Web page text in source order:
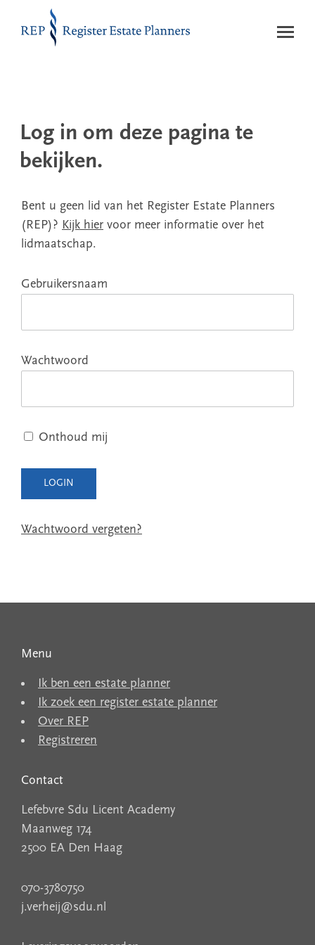
Naar de inhoud
Log in om deze pagina te
bekijken.
Bent u geen lid van het Register Estate Planners
(REP)? Kijk hier voor meer informatie over het
lidmaatschap.
Gebruikersnaam
Wachtwoord
Onthoud mij
Wachtwoord vergeten?
Menu
Ik ben een estate planner
Ik zoek een register estate planner
Over REP
Registreren
Contact
Lefebvre Sdu Licent Academy
Maanweg 174
2500 EA Den Haag
070-3780750
j.verheij@sdu.nl